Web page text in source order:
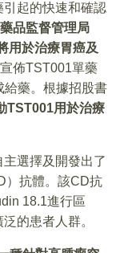
起的快速和確認
品監督管理局
用於治療胃癌及
佈TST001單藥
給藥。根據招股書
TST001用於治療
選擇及開發出了
）抗體。該CD抗
18.1進行區
的患者人群。